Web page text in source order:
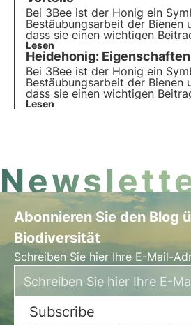
Bei 3Bee ist der Honig ein
Bestäubungsarbeit der Bienen
dass sie einen wichtigen
leisten. Unsere Projekte
biologische Vielfalt und
Züchter für eine gesunde
Lesen
Heidehonig:
Bei 3Bee ist der Honig ein
Bestäubungsarbeit der Bienen
dass sie einen wichtigen
leisten. Unsere Projekte
Lesen
Abonnieren Sie den Blog
Biodiversität
Schreiben Sie hier Ihre E-Mail-
Subscribe